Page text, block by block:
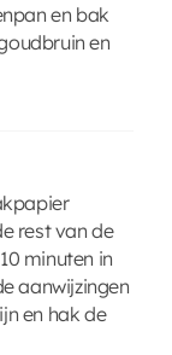
en bak
en
rest van de
minuten in
aanwijzingen
en hak de